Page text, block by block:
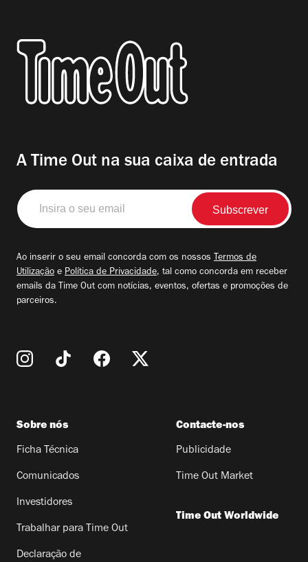
A Time Out na sua caixa de entrada
Insira
o
seu
Ao inserir o seu email concorda com os nossos Termos de
Utilização e Política de Privacidade, tal como concorda em receber
emails da Time Out com notícias, eventos, ofertas e promoções de
parceiros.
Sobre nós
Ficha Técnica
Comunicados
Investidores
Trabalhar para Time Out
Declaração de
Contacte-nos
Publicidade
Time Out Market
Time Out Worldwide